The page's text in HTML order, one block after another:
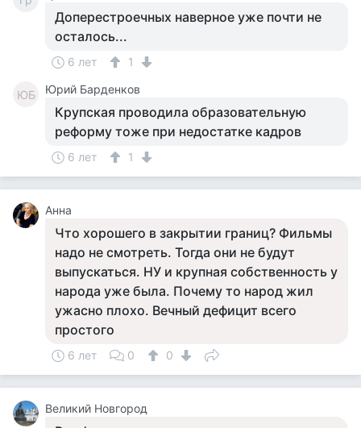
Доперестроечных наверное уже почти не
осталось...
6 лет 1
ЮБ Юрий Барденков
Крупская проводила образовательную
реформу тоже при недостатке кадров
6 лет 1
Анна
Что хорошего в закрытии границ? Фильмы
надо не смотреть. Тогда они не будут
выпускаться. НУ и крупная собственность у
народа уже была. Почему то народ жил
ужасно плохо. Вечный дефицит всего
простого
6 лет 0 0
Великий Новгород